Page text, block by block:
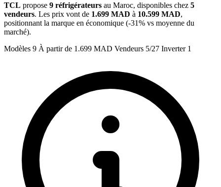
TCL propose 9 réfrigérateurs au Maroc, disponibles chez 5
vendeurs. Les prix vont de 1.699 MAD à 10.599 MAD,
positionnant la marque en économique (-31% vs moyenne du
marché).
Modèles 9 À partir de 1.699 MAD Vendeurs 5/27 Inverter 1